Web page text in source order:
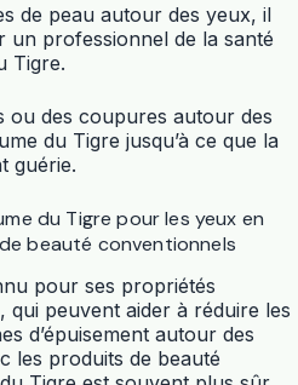
de peau autour des yeux, il
professionnel de la santé
Tigre.
ou des coupures autour des
du Tigre jusqu’à ce que la
guérie.
du Tigre pour les yeux en
beauté conventionnels
pour ses propriétés
qui peuvent aider à réduire les
d’épuisement autour des
les produits de beauté